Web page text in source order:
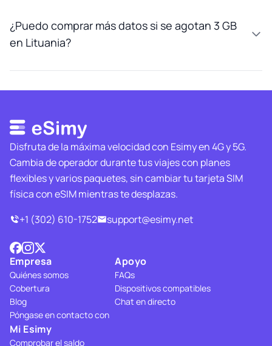
¿Puedo comprar más datos si se agotan 3 GB
en Lituania?
Disfruta de la máxima velocidad con Esimy en 4G y 5G.
Cambia de operador durante tus viajes con planes
flexibles y varios paquetes, sin cambiar tu tarjeta SIM
física con eSIM mientras te desplazas.
+1 (302) 610-1752
support@esimy.net
Empresa
Quiénes somos
Cobertura
Blog
Póngase en contacto con
Apoyo
FAQs
Dispositivos compatibles
Chat en directo
Mi Esimy
Comprobar el saldo